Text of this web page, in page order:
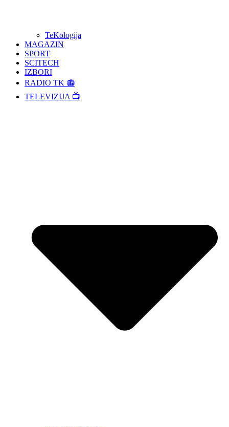
TeKologija
MAGAZIN
SPORT
SCITECH
IZBORI
RADIO TK 📻
TELEVIZIJA 📺